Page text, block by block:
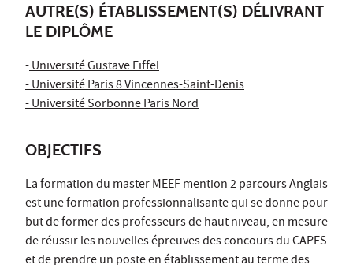
AUTRE(S) ÉTABLISSEMENT(S) DÉLIVRANT
LE DIPLÔME
-Université Gustave Eiffel
- Université Paris 8 Vincennes-Saint-Denis
- Université Sorbonne Paris Nord
OBJECTIFS
La formation du master MEEF mention 2 parcours Anglais
est une formation professionnalisante qui se donne pour
but de former des professeurs de haut niveau, en mesure
de réussir les nouvelles épreuves des concours du CAPES
et de prendre un poste en établissement au terme des